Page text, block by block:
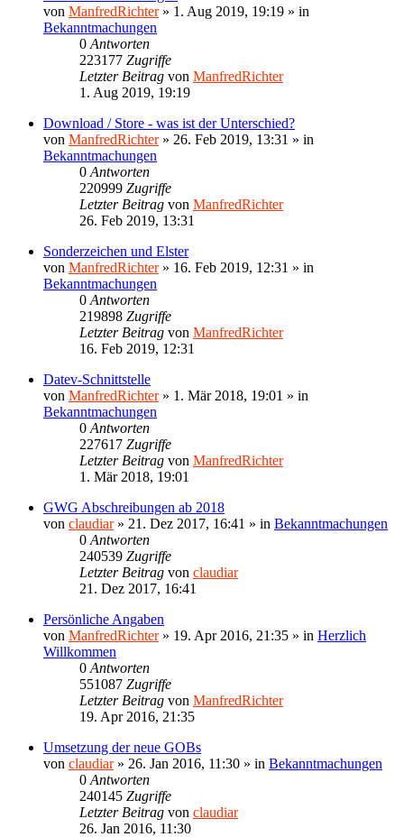
von ManfredRichter» 1. Aug 2019, 19:19 » in
Bekanntmachungen
0 Antworten
223177 Zugriffe
Letzter Beitrag von ManfredRichter
1. Aug 2019, 19:19
Download / Store - was ist der Unterschied?
von ManfredRichter» 26. Feb 2019, 13:31 » in
Bekanntmachungen
0 Antworten
220999 Zugriffe
Letzter Beitrag von ManfredRichter
26. Feb 2019, 13:31
Sonderzeichen und Elster
von ManfredRichter» 16. Feb 2019, 12:31 » in
Bekanntmachungen
0 Antworten
219898 Zugriffe
Letzter Beitrag von ManfredRichter
16. Feb 2019, 12:31
Datev-Schnittstelle
von ManfredRichter» 1. Mär 2018, 19:01 » in
Bekanntmachungen
0 Antworten
227617 Zugriffe
Letzter Beitrag von ManfredRichter
1. Mär 2018, 19:01
GWG Abschreibungen ab 2018
von claudiar» 21. Dez 2017, 16:41 » in Bekanntmachungen
0 Antworten
240539 Zugriffe
Letzter Beitrag von claudiar
21. Dez 2017, 16:41
Persönliche Angaben
von ManfredRichter» 19. Apr 2016, 21:35 » in Herzlich
Willkommen
0 Antworten
551087 Zugriffe
Letzter Beitrag von ManfredRichter
19. Apr 2016, 21:35
Umsetzung der neue GOBs
von claudiar» 26. Jan 2016, 11:30 » in Bekanntmachungen
0 Antworten
240145 Zugriffe
Letzter Beitrag von claudiar
26. Jan 2016, 11:30